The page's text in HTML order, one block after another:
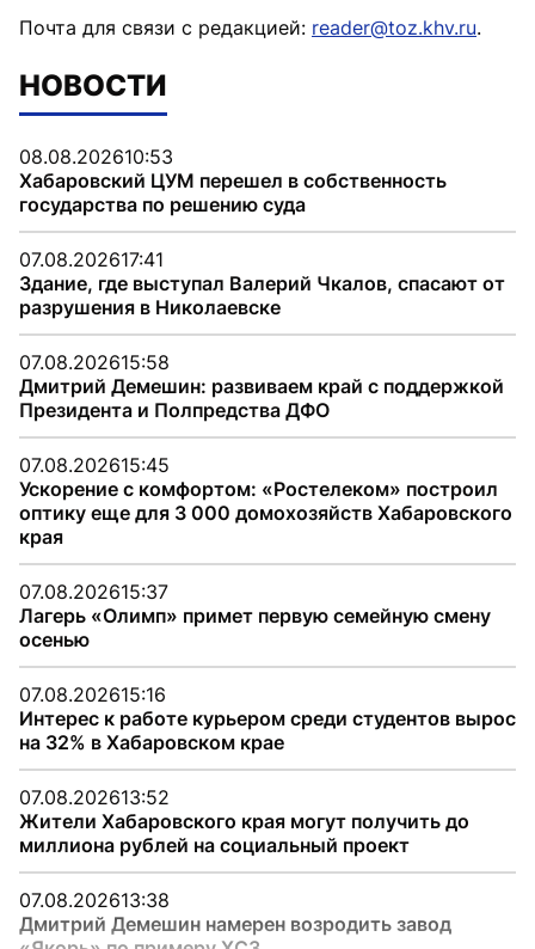
Почта для связи с редакцией: reader@toz.khv.ru.
НОВОСТИ
08.08.202610:53
Хабаровский ЦУМ перешел в собственность
государства по решению суда
07.08.202617:41
Здание, где выступал Валерий Чкалов, спасают от
разрушения в Николаевске
07.08.202615:58
Дмитрий Демешин: развиваем край с поддержкой
Президента и Полпредства ДФО
07.08.202615:45
Ускорение с комфортом: «Ростелеком» построил
оптику еще для 3 000 домохозяйств Хабаровского
края
07.08.202615:37
Лагерь «Олимп» примет первую семейную смену
осенью
07.08.202615:16
Интерес к работе курьером среди студентов вырос
на 32% в Хабаровском крае
07.08.202613:52
Жители Хабаровского края могут получить до
миллиона рублей на социальный проект
07.08.202613:38
Дмитрий Демешин намерен возродить завод